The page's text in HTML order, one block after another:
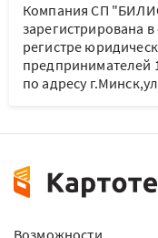
Компания СП
зарегистрирована
регистре
предпринимателей
по адресу
Возможности